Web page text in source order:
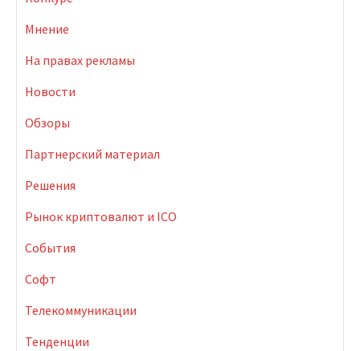
Мнение
На правах рекламы
Новости
Обзоры
Партнерский материал
Решения
Рынок криптовалют и ICO
События
Софт
Телекоммуникации
Тенденции